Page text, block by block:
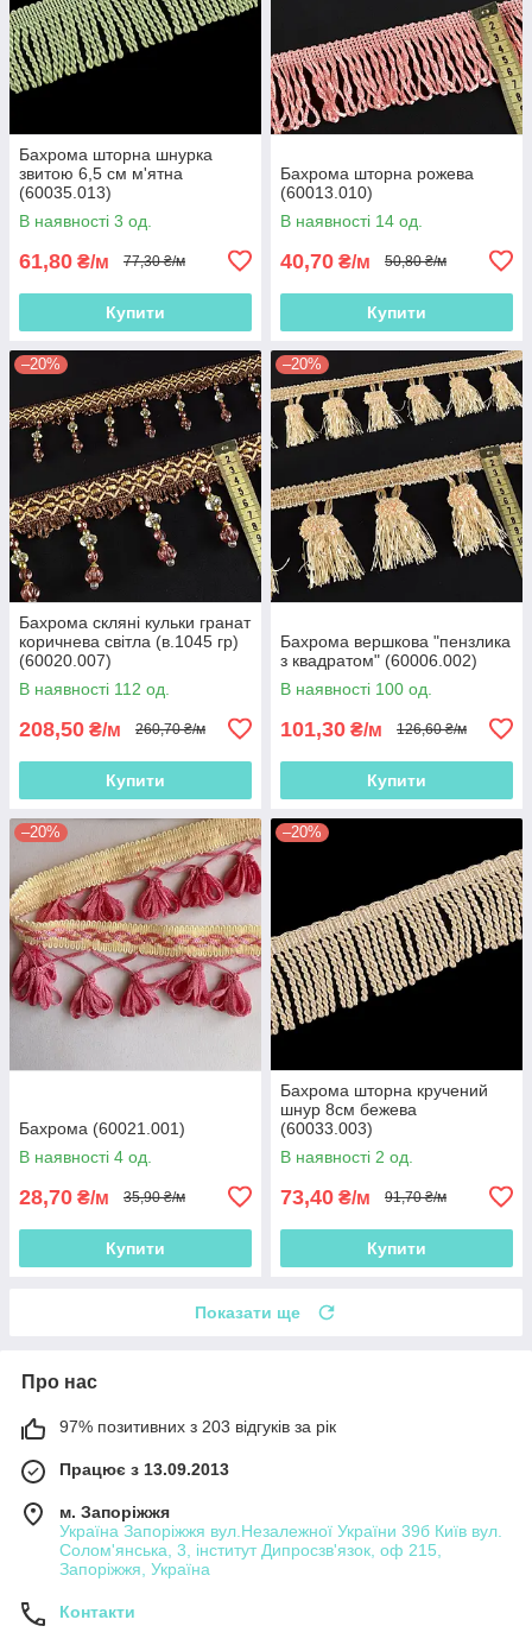
Бахрома шторна шнурка
звитою 6,5 см м'ятна
(60035.013)
В наявності 3 од.
61,80 ₴/м 77,30 ₴/м
Купити
Бахрома шторна рожева
(60013.010)
В наявності 14 од.
40,70 ₴/м 50,80 ₴/м
Купити
–20%
Бахрома скляні кульки гранат
коричнева світла (в.1045 гр)
(60020.007)
В наявності 112 од.
208,50 ₴/м 260,70 ₴/м
Купити
–20%
Бахрома вершкова "пензлика
з квадратом" (60006.002)
В наявності 100 од.
101,30 ₴/м 126,60 ₴/м
Купити
–20%
Бахрома (60021.001)
В наявності 4 од.
28,70 ₴/м 35,90 ₴/м
Купити
–20%
Бахрома шторна кручений
шнур 8см бежева
(60033.003)
В наявності 2 од.
73,40 ₴/м 91,70 ₴/м
Купити
Показати ще
Про нас
97% позитивних з 203 відгуків за рік
Працює з 13.09.2013
м. Запоріжжя
Україна Запоріжжя вул.Незалежної України 39б Київ вул.
Солом'янська, 3, інститут Дипросзв'язок, оф 215,
Запоріжжя, Україна
Контакти